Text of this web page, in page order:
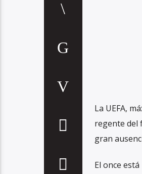
La UEFA,
regente del
gran
El once está